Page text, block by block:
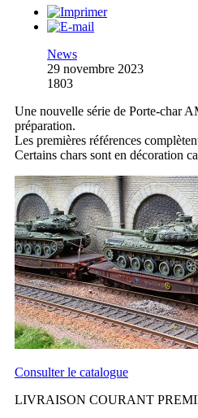
News
29 novembre 2023
1803
Une nouvelle série de Porte-char
préparation.
Les premières références
Certains chars sont en décoration
Consulter le catalogue
LIVRAISON COURANT